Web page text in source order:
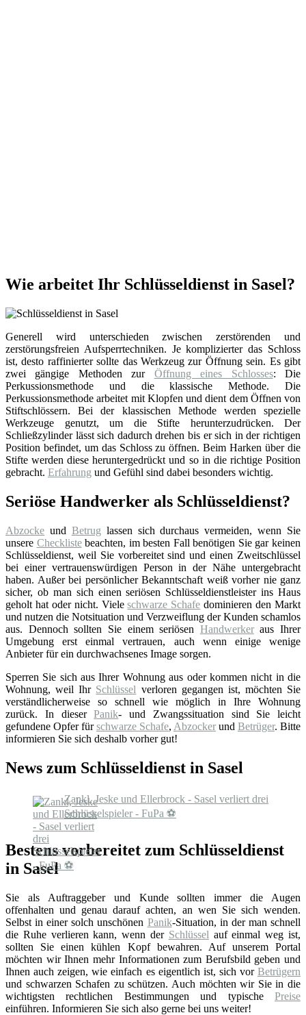
Wie arbeitet Ihr Schlüsseldienst in Sasel?
Generell wird unterschieden zwischen zerstörenden und
zerstörungsfreien Aufsperrtechniken. Je komplizierter das Schloss
ist, desto raffinierter sollte das Werkzeug zur Öffnung sein. Es gibt
zwei gängige Methoden zur Öffnung eines Schlosses: Die
Perkussionsmethode und die klassische Methode. Die
Perkussionsmethode arbeitet mit Klopfen und dient dem Öffnen von
Stiftschlössern. Bei der klassischen Methode werden spezielle
Werkzeuge genutzt, um die Stifte herunterzudrücken. Der
Schließzylinder lässt sich dadurch drehen bis er sich in der richtigen
Position befindet, um das Schloss zu öffnen. Beim Harken über die
Stifte werden diese heruntergedrückt und so in die richtige Position
gebracht. Erfahrung und Gefühl sind dabei besonders wichtig.
Seriöse Handwerker als Schlüsseldienst?
Abzocke und Betrug lassen sich durchaus vermeiden, wenn Sie
unsere Checklistebeachten, im besten Fall benötigen Sie gar keinen
Schlüsseldienst, weil Sie vorbereitet sind und einen Zweitschlüssel
bei einer vertrauenswürdigen Person in der Nähe untergebracht
haben. Außer bei persönlicher Bekanntschaft weiß vorher nie ganz
sicher, ob man sich einen seriösen Schlüsseldienstleister ins Haus
geholt hat oder nicht. Vieleschwarze Schafe dominieren den Markt
und nutzen die Notsituation und Verzweiflung der Kunden schamlos
aus. Dennoch sollten Sie einem seriösen Handwerkeraus Ihrer
Umgebung erst einmal vertrauen, auch wenn einige wenige
Anbieter für ein durchwachsenes Image sorgen.
Sperren Sie sich aus Ihrer Wohnung aus oder kommen nicht in die
Wohnung, weil Ihr Schlüssel verloren gegangen ist, möchten Sie
verständlicherweise so schnell wie möglich in Ihre Wohnung
zurück. In dieserPanik- und Zwangssituation sind Sie leicht
gefundene Opfer fürschwarze Schafe, Abzocker und Betrüger. Bitte
informieren Sie sich deshalb vorher gut!
News zum Schlüsseldienst in Sasel
Zankl, Jeske und Ellerbrock - Sasel verliert drei
Schlüsselspieler - FuPa ⚽️
Bestens vorbereitet zum Schlüsseldienst
in Sasel
Sie als Auftraggeber und Kunde sollten immer die Augen
offenhalten und genau darauf achten, an wen Sie sich wenden.
Selbst in einer solch unschönen Panik-Situation, in der man schnell
die Ruhe verlieren kann, wenn der Schlüssel auf einmal weg ist,
sollten Sie einen kühlen Kopf bewahren. Auf unserem Portal
möchten wir Ihnen mehr Informationen zum Berufsbild geben und
Ihnen auch zeigen, wie einfach es eigentlich ist, sich vor Betrügern
und schwarzen Schafen zu schützen. Auch möchten wir Sie in die
wichtigsten rechtlichen Bestimmungen und typische Preise
einführen. Informieren Sie sich also gerne bei uns weiter!